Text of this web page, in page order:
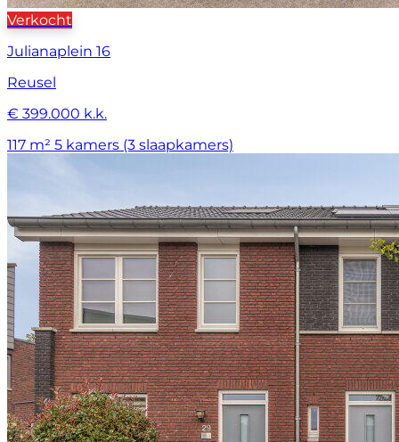
Verkocht
Julianaplein 16
Reusel
€ 399.000 k.k.
117 m² 5 kamers (3 slaapkamers)